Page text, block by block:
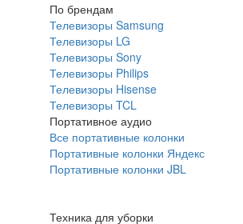
По брендам
Телевизоры Samsung
Телевизоры LG
Телевизоры Sony
Телевизоры Philips
Телевизоры Hisense
Телевизоры TCL
Портативное аудио
Все портативные колонки
Портативные колонки Яндекс
Портативные колонки JBL
Техника для уборки